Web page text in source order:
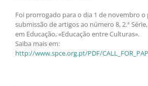
Foi prorrogado para o dia 1 de novembro o
submissão de artigos ao número 8, 2.ª
em Educação, «Educação entre Culturas».
Saiba mais em:
http://www.spce.org.pt/PDF/